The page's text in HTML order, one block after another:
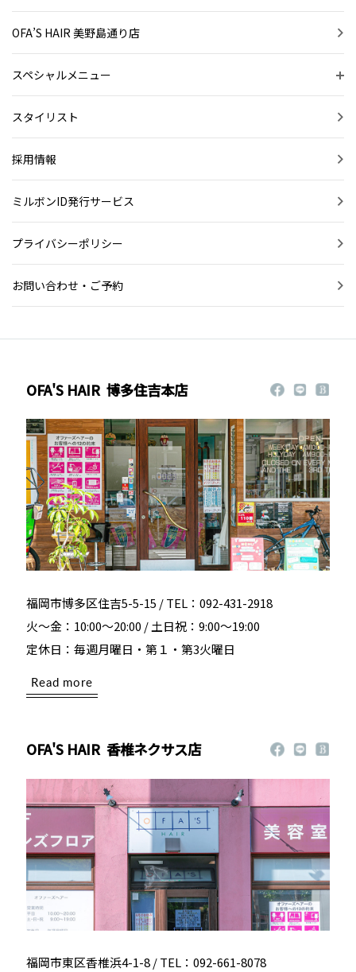
OFA’S HAIR 美野島通り店
スペシャルメニュー
スタイリスト
採用情報
ミルボンID発行サービス
プライバシーポリシー
お問い合わせ・ご予約
OFA'S HAIR 博多住吉本店
福岡市博多区住吉5-5-15 / TEL：092-431-2918
火～金：10:00～20:00 / 土日祝：9:00～19:00
定休日：毎週月曜日・第１・第3火曜日
Read more
OFA'S HAIR 香椎ネクサス店
福岡市東区香椎浜4-1-8 / TEL：092-661-8078